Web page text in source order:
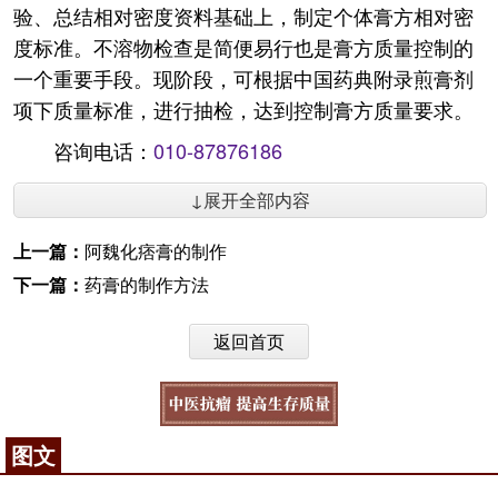
验、总结相对密度资料基础上，制定个体膏方相对密
度标准。不溶物检查是简便易行也是膏方质量控制的
一个重要手段。现阶段，可根据中国药典附录煎膏剂
项下质量标准，进行抽检，达到控制膏方质量要求。
咨询电话： 010-87876186
↓展开全部内容
上一篇： 阿魏化痞膏的制作
下一篇： 药膏的制作方法
返回首页
图文